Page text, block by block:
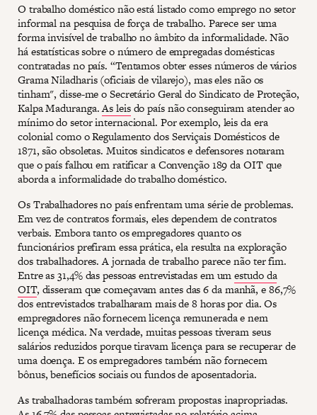
O trabalho doméstico não está listado como emprego no setor
informal na pesquisa de força de trabalho. Parece ser uma
forma invisível de trabalho no âmbito da informalidade. Não
há estatísticas sobre o número de empregadas domésticas
contratadas no país. “Tentamos obter esses números de vários
Grama Niladharis (oficiais de vilarejo), mas eles não os
tinham", disse-me o Secretário Geral do Sindicato de Proteção,
Kalpa Maduranga.As leisdo país não conseguiram atender ao
mínimo do setor internacional. Por exemplo, leis da era
colonial como o Regulamento dos Serviçais Domésticos de
1871, são obsoletas. Muitos sindicatos e defensores notaram
que o país falhou em ratificar a Convenção 189 da OIT que
aborda a informalidade do trabalho doméstico.
Os Trabalhadores no país enfrentam uma série de problemas.
Em vez de contratos formais, eles dependem de contratos
verbais. Embora tanto os empregadores quanto os
funcionários prefiram essa prática, ela resulta na exploração
dos trabalhadores. A jornada de trabalho parece não ter fim.
Entre as 31,4% das pessoas entrevistadas em umestudo da
OIT, disseram que começavam antes das 6 da manhã, e 86,7%
dos entrevistados trabalharam mais de 8 horas por dia. Os
empregadores não fornecem licença remunerada e nem
licença médica. Na verdade, muitas pessoas tiveram seus
salários reduzidos porque tiravam licença para se recuperar de
uma doença. E os empregadores também não fornecem
bônus, benefícios sociais ou fundos de aposentadoria.
As trabalhadoras também sofreram propostas inapropriadas.